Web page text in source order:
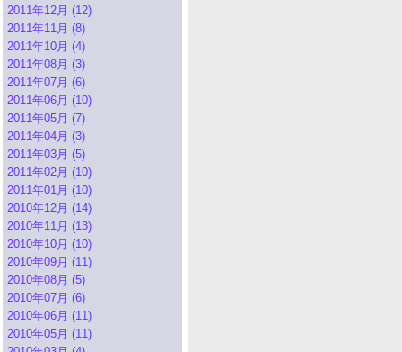
2011年12月 (12)
2011年11月 (8)
2011年10月 (4)
2011年08月 (3)
2011年07月 (6)
2011年06月 (10)
2011年05月 (7)
2011年04月 (3)
2011年03月 (5)
2011年02月 (10)
2011年01月 (10)
2010年12月 (14)
2010年11月 (13)
2010年10月 (10)
2010年09月 (11)
2010年08月 (5)
2010年07月 (6)
2010年06月 (11)
2010年05月 (11)